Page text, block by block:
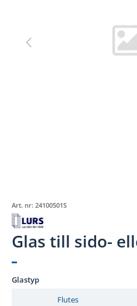
Art. nr: 24100501S
Glas till sido-
Glastyp
Flutes